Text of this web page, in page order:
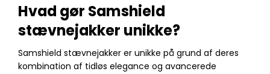
Hvad gør Samshield
stævnejakker unikke?
Samshield stævnejakker er unikke på grund af deres
kombination af tidløs elegance og avancerede